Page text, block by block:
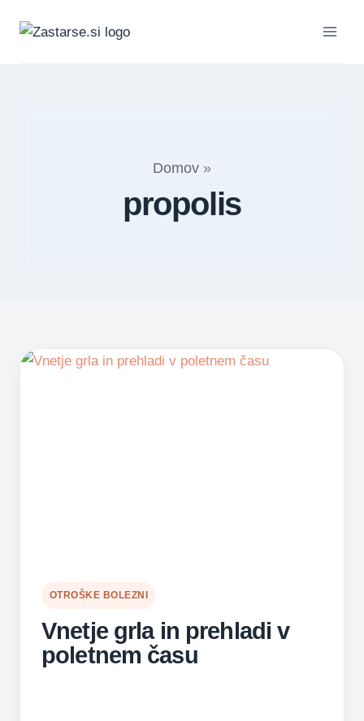
Domov »
propolis
OTROŠKE BOLEZNI
Vnetje grla in prehladi v
poletnem času